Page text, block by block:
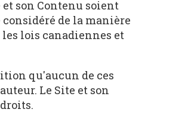
son Contenu soient
de la manière
les lois canadiennes et
qu'aucun de ces
Le Site et son